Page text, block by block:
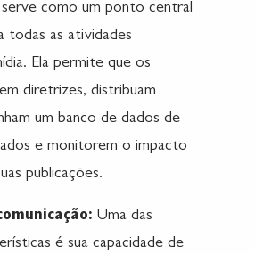
como um ponto central
todas as atividades
Ela permite que os
diretrizes, distribuam
um banco de dados de
e monitorem o impacto
publicações.
Uma das
é sua capacidade de